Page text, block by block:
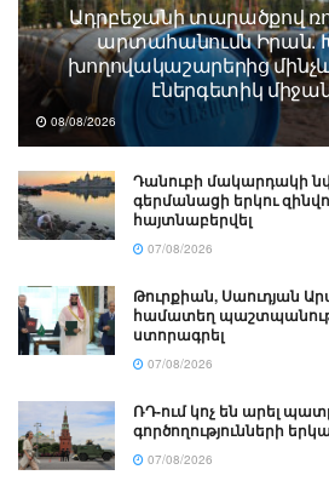
Ադրբեջանի տարածքով
արտահանումն Իրան.
խողովակաշարերից
էներգետիկ
08/08/2026
Դանուբի մակարդակի
գերմանացի երկու
հայտնաբերվել
07/08/2026
Թուրքիան, Սաուդյան
համատեղ
ստորագրել
07/08/2026
ՌԴ-ում կոչ են արել
գործողությունների
07/08/2026